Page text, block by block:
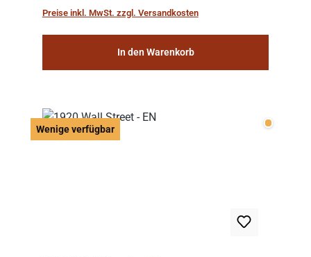
work: “Le Voyage dans la Lune” (“A Trip to...
Preise inkl. MwSt. zzgl. Versandkosten
In den Warenkorb
Wenige verfügbar Wenige